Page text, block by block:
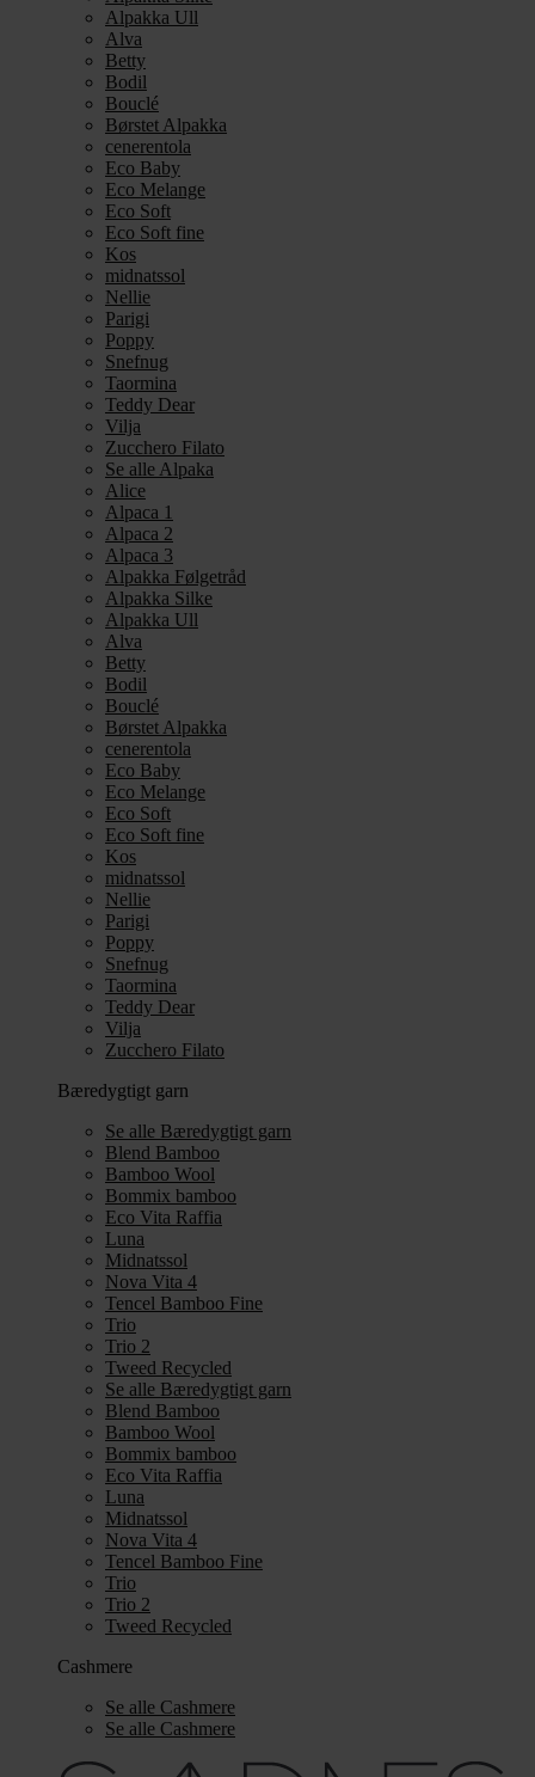
Alpakka Ull
Alva
Betty
Bodil
Bouclé
Børstet Alpakka
cenerentola
Eco Baby
Eco Melange
Eco Soft
Eco Soft fine
Kos
midnatssol
Nellie
Parigi
Poppy
Snefnug
Taormina
Teddy Dear
Vilja
Zucchero Filato
Se alle Alpaka
Alice
Alpaca 1
Alpaca 2
Alpaca 3
Alpakka Følgetråd
Alpakka Silke
Alpakka Ull
Alva
Betty
Bodil
Bouclé
Børstet Alpakka
cenerentola
Eco Baby
Eco Melange
Eco Soft
Eco Soft fine
Kos
midnatssol
Nellie
Parigi
Poppy
Snefnug
Taormina
Teddy Dear
Vilja
Zucchero Filato
Bæredygtigt garn
Se alle Bæredygtigt garn
Blend Bamboo
Bamboo Wool
Bommix bamboo
Eco Vita Raffia
Luna
Midnatssol
Nova Vita 4
Tencel Bamboo Fine
Trio
Trio 2
Tweed Recycled
Se alle Bæredygtigt garn
Blend Bamboo
Bamboo Wool
Bommix bamboo
Eco Vita Raffia
Luna
Midnatssol
Nova Vita 4
Tencel Bamboo Fine
Trio
Trio 2
Tweed Recycled
Cashmere
Se alle Cashmere
Se alle Cashmere